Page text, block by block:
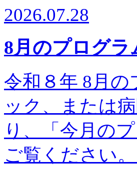
2026.07.28
8月のプログラ
令和８年 8月の
ック、または
り、「今月の
ご覧ください